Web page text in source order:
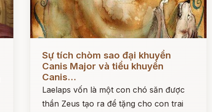
Sự tích chòm sao đại khuyển
Canis Major và tiểu khuyển
Canis...
Laelaps vốn là một con chó săn được
thần Zeus tạo ra để tặng cho con trai